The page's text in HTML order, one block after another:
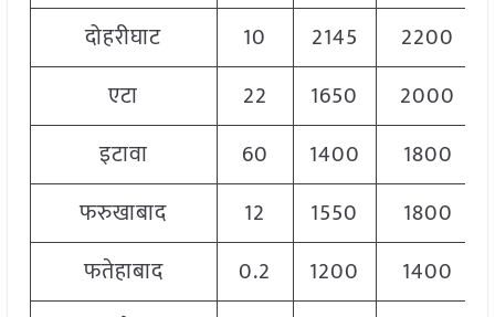
दोहरीघाट
10 2145 2200
एटा
22 1650 2000
इटावा
60 1400 1800
फरुखाबाद
12 1550
1800
फतेहाबाद
0.2 1200 1400